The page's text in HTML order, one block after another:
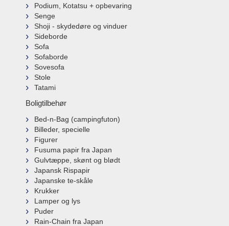
Podium, Kotatsu + opbevaring
Senge
Shoji - skydedøre og vinduer
Sideborde
Sofa
Sofaborde
Sovesofa
Stole
Tatami
Boligtilbehør
Bed-n-Bag (campingfuton)
Billeder, specielle
Figurer
Fusuma papir fra Japan
Gulvtæppe, skønt og blødt
Japansk Rispapir
Japanske te-skåle
Krukker
Lamper og lys
Puder
Rain-Chain fra Japan